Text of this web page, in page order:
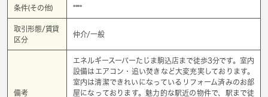
条件(その他) ****
取引形態/賃貸
区分
仲介/一般
備考
エネルギースーパーたじま駒込店まで徒歩3分です。室内
設備はエアコン・追い焚きなど大変充実しております。
室内は清潔できれいになっているリフォーム済みのお部
屋になっております。魅力的な駅近の物件で、駅まで徒